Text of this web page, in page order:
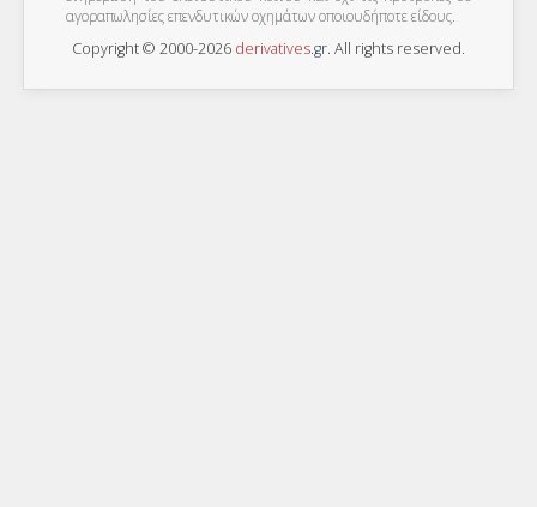
αγοραπωλησίες επενδυτικών οχημάτων οποιουδήποτε είδους.
Copyright © 2000-2026 derivatives.gr. All rights reserved.